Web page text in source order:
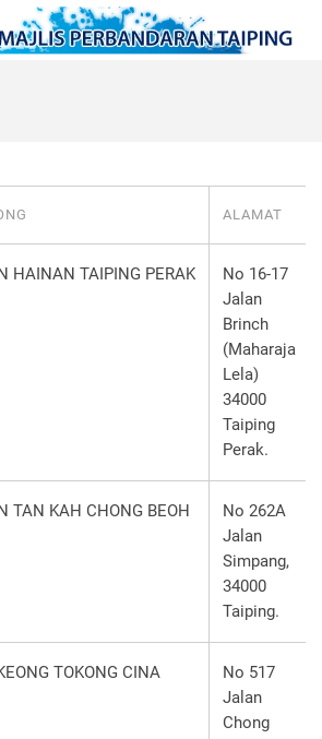
ALAMAT
HAINAN TAIPING PERAK
No 16-17
Jalan
Brinch
(Maharaja
Lela)
34000
Taiping
Perak.
TAN KAH CHONG BEOH
No 262A
Jalan
Simpang,
34000
Taiping.
TOKONG CINA
No 517
Jalan
Chong